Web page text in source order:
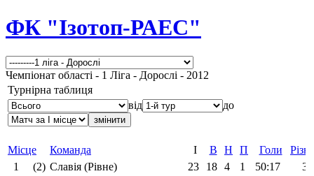
ФК "Ізотоп-РАЕС"
Чемпіонат області - 1 Ліга - Дорослі - 2012
Турнірна таблиця
від
до
Місце Команда І В Н П Голи
1
(2) Славія (Рівне) 23 18 4 1 50:17